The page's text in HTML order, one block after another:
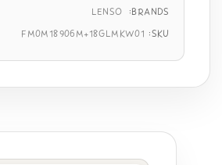
BRANDS:
LENSO
SKU:
FM0M18906M+18GLMKW01